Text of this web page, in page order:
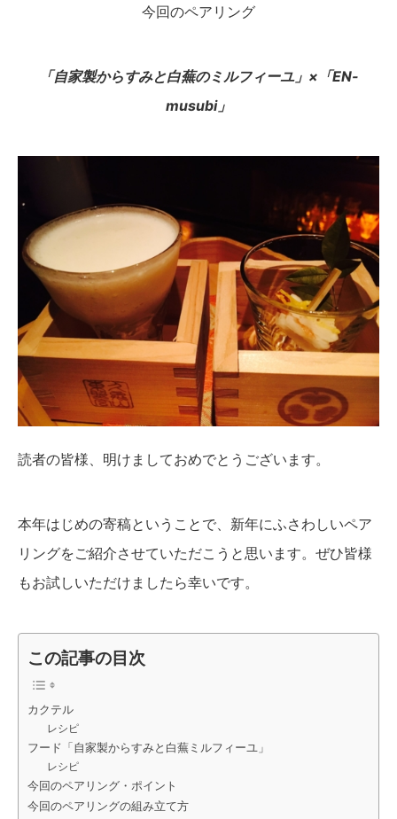
今回のペアリング
「自家製からすみと白蕪のミルフィーユ」×「EN-
musubi」
読者の皆様、明けましておめでとうございます。
本年はじめの寄稿ということで、新年にふさわしいペア
リングをご紹介させていただこうと思います。ぜひ皆様
もお試しいただけましたら幸いです。
この記事の目次
カクテル
レシピ
フード「自家製からすみと白蕪ミルフィーユ」
レシピ
今回のペアリング・ポイント
今回のペアリングの組み立て方